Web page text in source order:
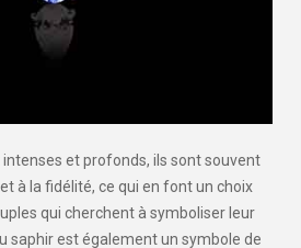
intenses et profonds, ils sont souvent
à la fidélité, ce qui en font un choix
qui cherchent à symboliser leur
saphir est également un symbole de